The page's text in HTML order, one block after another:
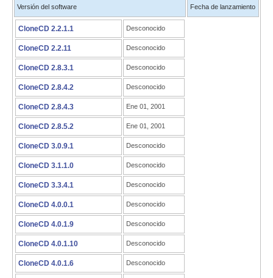
Versión del software Fecha de lanzamiento
CloneCD 2.2.1.1 Desconocido
CloneCD 2.2.11 Desconocido
CloneCD 2.8.3.1 Desconocido
CloneCD 2.8.4.2 Desconocido
CloneCD 2.8.4.3 Ene 01, 2001
CloneCD 2.8.5.2 Ene 01, 2001
CloneCD 3.0.9.1 Desconocido
CloneCD 3.1.1.0 Desconocido
CloneCD 3.3.4.1 Desconocido
CloneCD 4.0.0.1 Desconocido
CloneCD 4.0.1.9 Desconocido
CloneCD 4.0.1.10 Desconocido
CloneCD 4.0.1.6 Desconocido